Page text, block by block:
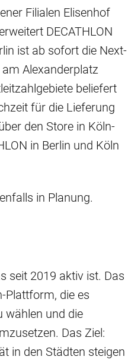
Filialen Elisenhof
DECATHLON
ist ab sofort die Next-
Alexanderplatz
beliefert
für die Lieferung
den Store in Köln-
in Berlin und Köln
in Planung.
seit 2019 aktiv ist. Das
Plattform, die es
wählen und die
Das Ziel:
in den Städten steigen